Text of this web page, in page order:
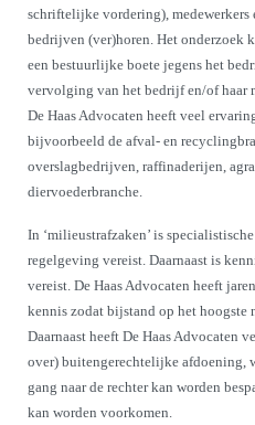
schriftelijke vordering), medewerkers
bedrijven (ver)horen. Het onderzoek
een bestuurlijke boete jegens het
vervolging van het bedrijf en/of haar
De Haas Advocaten heeft veel
bijvoorbeeld de afval- en
overslagbedrijven, raffinaderijen,
diervoederbranche.
In ‘milieustrafzaken’ is
regelgeving vereist. Daarnaast is
vereist. De Haas Advocaten heeft
kennis zodat bijstand op het hoogste
Daarnaast heeft De Haas Advocaten
over) buitengerechtelijke afdoening,
gang naar de rechter kan worden
kan worden voorkomen.